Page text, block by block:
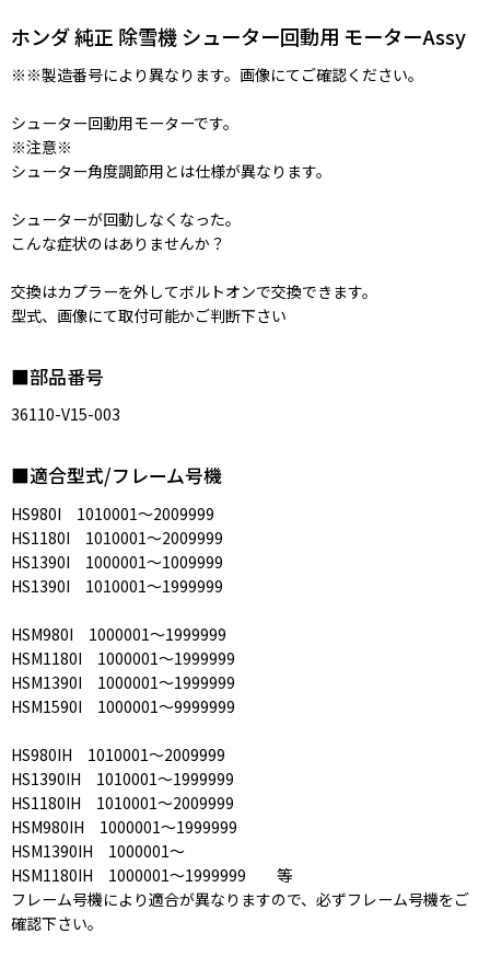
ホンダ 純正 除雪機 シューター回動用 モーターAssy
※※製造番号により異なります。画像にてご確認ください。
シューター回動用モーターです。
※注意※
シューター角度調節用とは仕様が異なります。
シューターが回動しなくなった。
こんな症状のはありませんか？
交換はカプラーを外してボルトオンで交換できます。
型式、画像にて取付可能かご判断下さい
■部品番号
36110-V15-003
■適合型式/フレーム号機
HS980I 1010001〜2009999
HS1180I 1010001〜2009999
HS1390I 1000001〜1009999
HS1390I 1010001〜1999999
HSM980I 1000001〜1999999
HSM1180I 1000001〜1999999
HSM1390I 1000001〜1999999
HSM1590I 1000001〜9999999
HS980IH 1010001〜2009999
HS1390IH 1010001〜1999999
HS1180IH 1010001〜2009999
HSM980IH 1000001〜1999999
HSM1390IH 1000001〜
HSM1180IH 1000001〜1999999 等
フレーム号機により適合が異なりますので、必ずフレーム号機をご
確認下さい。